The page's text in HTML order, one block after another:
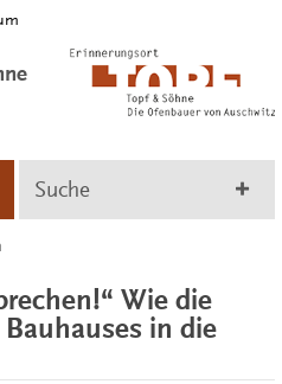
Suche
Wie die
in die